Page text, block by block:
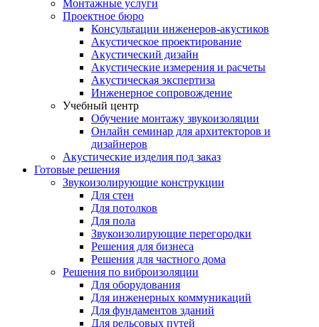
Монтажные услуги
Проектное бюро
Консультации инженеров-акустиков
Акустическое проектирование
Акустический дизайн
Акустические измерения и расчеты
Акустическая экспертиза
Инженерное сопровождение
Учебный центр
Обучение монтажу звукоизоляции
Онлайн семинар для архитекторов и
дизайнеров
Акустические изделия под заказ
Готовые решения
Звукоизолирующие конструкции
Для стен
Для потолков
Для пола
Звукоизолирующие перегородки
Решения для бизнеса
Решения для частного дома
Решения по виброизоляции
Для оборудования
Для инженерных коммуникаций
Для фундаментов зданий
Для рельсовых путей